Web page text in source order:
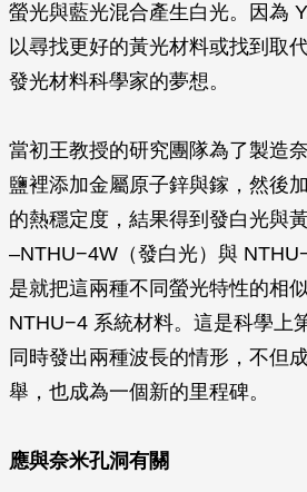
螢光與藍光混合產生白光。因為
以尋找更好的黃光材料或找到取
發光材料科學家的夢想。
當初王教授的研究團隊為了製造
鹽裡添加金屬原子鋅與鎵，然後
的熱穩定度，結果得到發白光與
–NTHU−4W（發白光）與
是就把這兩種不同螢光特性的相
NTHU−4 系統材料。這是科學上
同時發出兩種波長的情形，不但
舉，也成為一個新的里程碑。
應與奈米孔洞有關